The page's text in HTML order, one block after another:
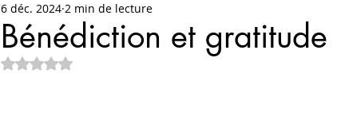
Bénédiction et gratitude
6 déc. 2024 2 min de lecture
Noté NaN étoiles sur 5.